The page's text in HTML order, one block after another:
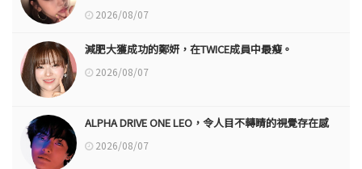
2026/08/07
減肥大獲成功的鄭妍，在TWICE成員中最瘦。
2026/08/07
ALPHA DRIVE ONE LEO，令人目不轉睛的視覺存在感
2026/08/07